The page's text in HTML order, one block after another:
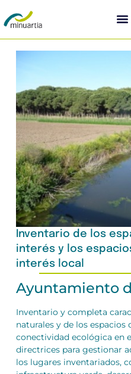
Inventario de los
interés y los
interés local
Ayuntamiento
Inventario y completa
naturales y de los espacios
conectividad ecológica en
directrices para gestionar
los lugares inventariados,